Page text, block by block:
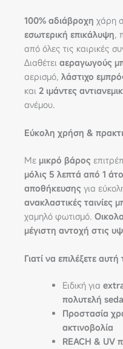
100% αδιάβροχη χάρη
εσωτερική επικάλυψη,
από όλες τις καιρικές
Διαθέτει αεραγωγούς
αερισμό, λάστιχο
και 2 ιμάντες
ανέμου.
Εύκολη χρήση &
Με μικρό βάρος
μόλις 5 λεπτά από 1
αποθήκευσης για
ανακλαστικές ταινίες
χαμηλό φωτισμό.
μέγιστη αντοχή στις
Γιατί να επιλέξετε
Ειδική για
πολυτελή
Προστασία
ακτινοβολία
REACH & UV